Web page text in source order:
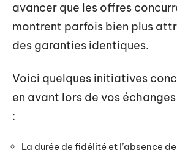
avancer que les offres
montrent parfois bien plus
des garanties identiques.
Voici quelques initiatives
en avant lors de vos échanges
:
La durée de fidélité et l’absence